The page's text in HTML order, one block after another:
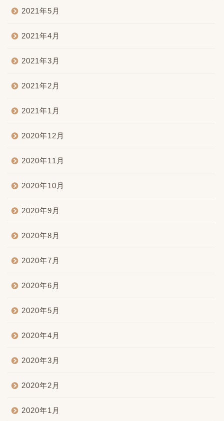
2021年5月
2021年4月
2021年3月
2021年2月
2021年1月
2020年12月
2020年11月
2020年10月
2020年9月
2020年8月
2020年7月
2020年6月
2020年5月
2020年4月
2020年3月
2020年2月
2020年1月